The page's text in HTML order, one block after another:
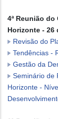
4ª Reunião
Horizonte - 26
Revisão do
Tendências -
Gestão da
Seminário de
Horizonte -